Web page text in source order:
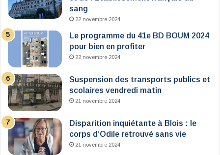
sang
22 novembre 2024
Le programme du 41e BD BOUM 2024
pour bien en profiter
22 novembre 2024
Suspension des transports publics et
scolaires vendredi matin
21 novembre 2024
Disparition inquiétante à Blois : le
corps d’Odile retrouvé sans vie
21 novembre 2024